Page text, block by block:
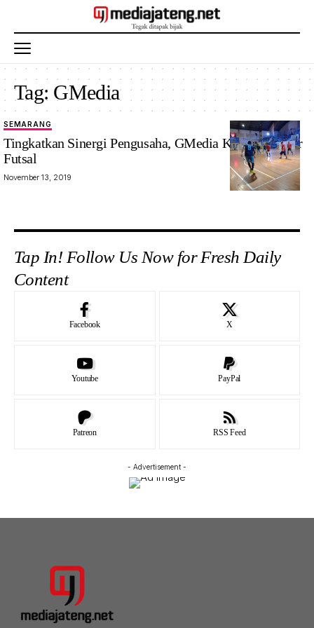
Tag: GMedia
SEMARANG
Tingkatkan Sinergi Pengusaha, GMedia Kembali Gelar
Futsal
November 13, 2019
Tap In! Follow Us Now for Fresh Daily
Content
Facebook X
Youtube PayPal
Patreon RSS Feed
- Advertisement -